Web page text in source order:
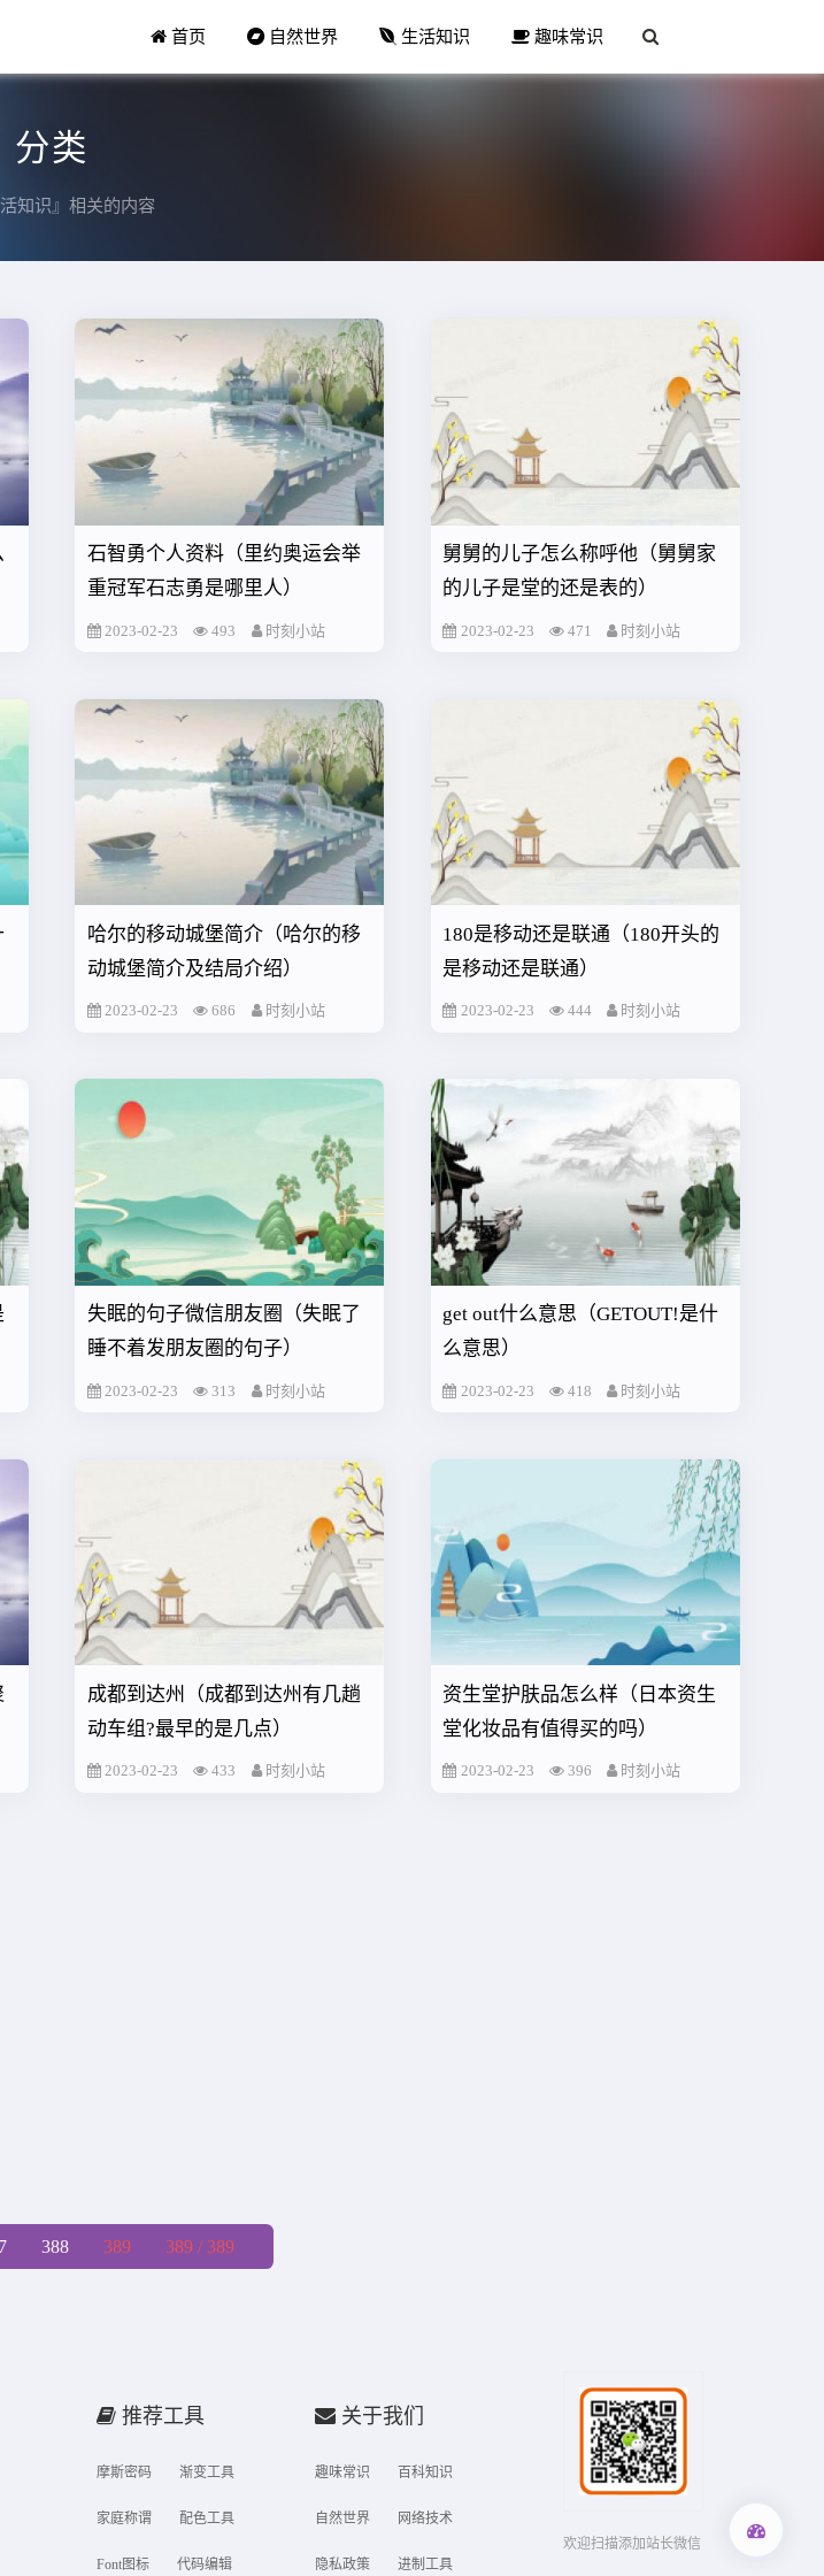
首页 自然世界 生活知识 趣味常识
分类
知识』相关的内容
石智勇个人资料（里约奥运会举
重冠军石志勇是哪里人）
2023-02-23 493 时刻小站
舅舅的儿子怎么称呼他（舅舅家
的儿子是堂的还是表的）
2023-02-23 471 时刻小站
哈尔的移动城堡简介（哈尔的移
动城堡简介及结局介绍）
2023-02-23 686 时刻小站
180是移动还是联通（180开头的
是移动还是联通）
2023-02-23 444 时刻小站
失眠的句子微信朋友圈（失眠了
睡不着发朋友圈的句子）
2023-02-23 313 时刻小站
get out什么意思（GETOUT!是什
么意思）
2023-02-23 418 时刻小站
成都到达州（成都到达州有几趟
动车组?最早的是几点）
2023-02-23 433 时刻小站
资生堂护肤品怎么样（日本资生
堂化妆品有值得买的吗）
2023-02-23 396 时刻小站
388 389 389 / 389
推荐工具
摩斯密码 渐变工具
家庭称谓 配色工具
Font图标 代码编辑
关于我们
趣味常识 百科知识
自然世界 网络技术
隐私政策 进制工具
欢迎扫描添加站长微信